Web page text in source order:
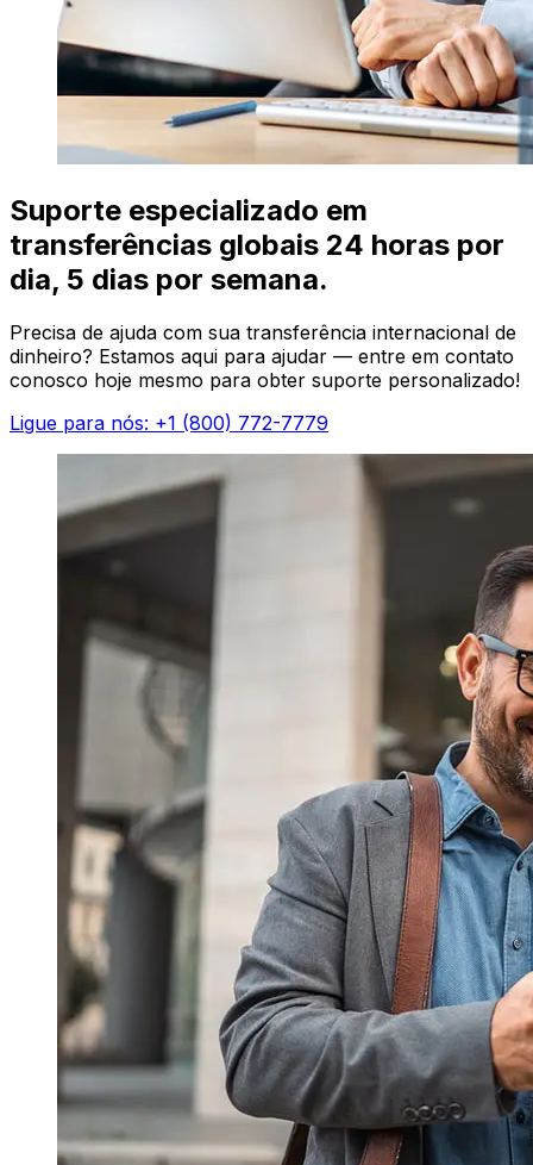
Suporte especializado em
transferências globais 24 horas por
dia, 5 dias por semana.
Precisa de ajuda com sua transferência internacional de
dinheiro? Estamos aqui para ajudar — entre em contato
conosco hoje mesmo para obter suporte personalizado!
Ligue para nós: +1 (800) 772-7779